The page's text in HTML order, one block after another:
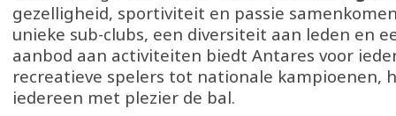
gezelligheid, sportiviteit en passie
unieke sub-clubs, een diversiteit aan leden en
aanbod aan activiteiten biedt Antares voor
recreatieve spelers tot nationale kampioenen,
iedereen met plezier de bal.